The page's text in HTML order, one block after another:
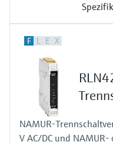
2 x Analog 4...20 mA
Ausgang
2 x Analog 4...20 mA
F L E X
NAMUR-
V AC/DC und